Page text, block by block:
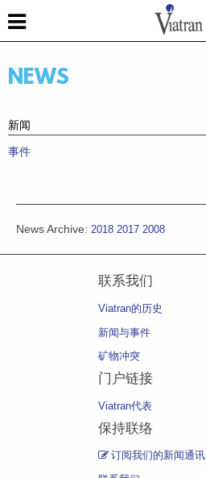
NEWS
新闻
事件
News Archive: 2018 2017 2008
联系我们
Viatran的历史
新闻与事件
矿物冲突
门户链接
Viatran代表
保持联络
订阅我们的新闻通讯